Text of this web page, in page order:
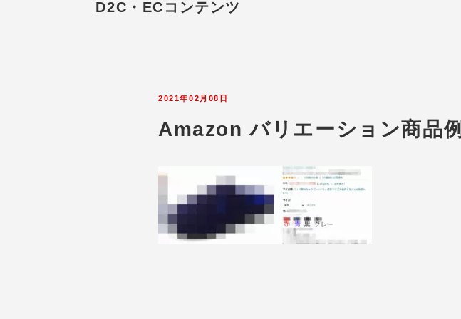
D2C・ECコンテンツ
2021年02月08日
Amazon バリエーション商品例